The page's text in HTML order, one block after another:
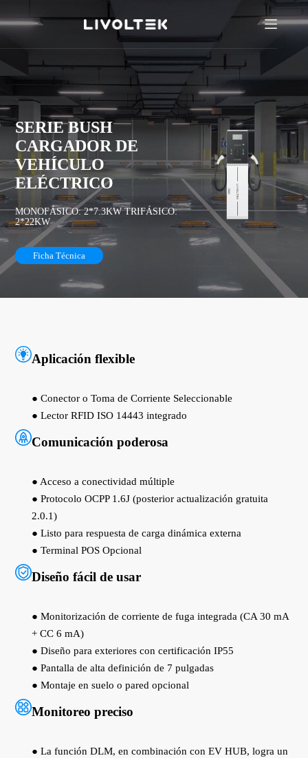
SERIE BUSH
CARGADOR DE
VEHÍCULO
ELÉCTRICO
MONOFÁSICO: 2*7.3KW TRIFÁSICO:
2*22KW
Ficha Técnica
Aplicación flexible
● Conector o Toma de Corriente Seleccionable
● Lector RFID ISO 14443 integrado
Comunicación poderosa
● Acceso a conectividad múltiple
● Protocolo OCPP 1.6J (posterior actualización gratuita
2.0.1)
● Listo para respuesta de carga dinámica externa
● Terminal POS Opcional
Diseño fácil de usar
● Monitorización de corriente de fuga integrada (CA 30 mA
+ CC 6 mA)
● Diseño para exteriores con certificación IP55
● Pantalla de alta definición de 7 pulgadas
● Montaje en suelo o pared opcional
Monitoreo preciso
● La función DLM, en combinación con EV HUB, logra un